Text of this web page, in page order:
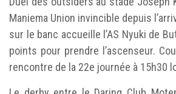
Maniema Union invincible depuis
sur le banc accueille l’AS Nyuki de
points pour prendre l’ascenseur.
rencontre de la 22e journée à 15h30